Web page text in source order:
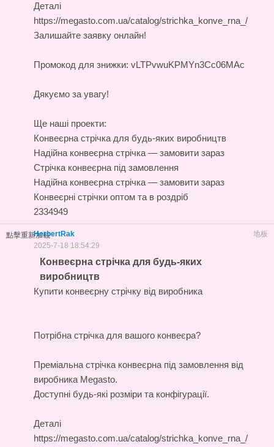
Деталі
https://megasto.com.ua/catalog/strichka_konve_rna_/
Залишайте заявку онлайн!
Промокод для знижки: vLTPvwuKPMYn3Cc06MAc
Дякуємо за увагу!
Ще наші проекти:
Конвеєрна стрічка для будь-яких виробництв
Надійна конвеєрна стрічка — замовити зараз
Стрічка конвеєрна під замовлення
Надійна конвеєрна стрічка — замовити зараз
Конвеєрні стрічки оптом та в роздріб
2334949
點擊重新加載 地板
HerbertRak
2025-7-18 18:54:29
Конвеєрна стрічка для будь-яких
виробництв
Купити конвеєрну стрічку від виробника
Потрібна стрічка для вашого конвеєра?
Преміальна стрічка конвеєрна під замовлення від
виробника Megasto.
Доступні будь-які розміри та конфігурації.
Деталі
https://megasto.com.ua/catalog/strichka_konve_rna_/